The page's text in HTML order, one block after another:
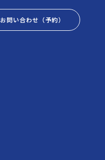
お問い合わせ （予約）